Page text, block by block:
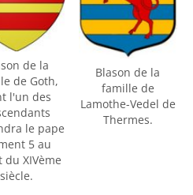
de la
de Goth,
l'un des
le pape
5 au
du XIVème
siècle.
Blason de la
famille de
Lamothe-Vedel de
Thermes.